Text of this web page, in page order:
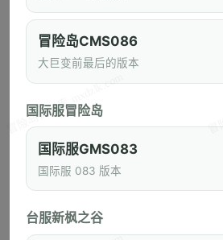
冒险岛CMS086
大巨变前最后的版本
国际服冒险岛
国际服GMS083
国际服 083 版本
台服新枫之谷
《冒险岛》怀旧服今日正式上线！
关于《冒险岛》怀旧服预创建火爆及新
热门频道
Artale 冒险岛怀旧服
冒险岛经典世界
副本攻略
视频 技改